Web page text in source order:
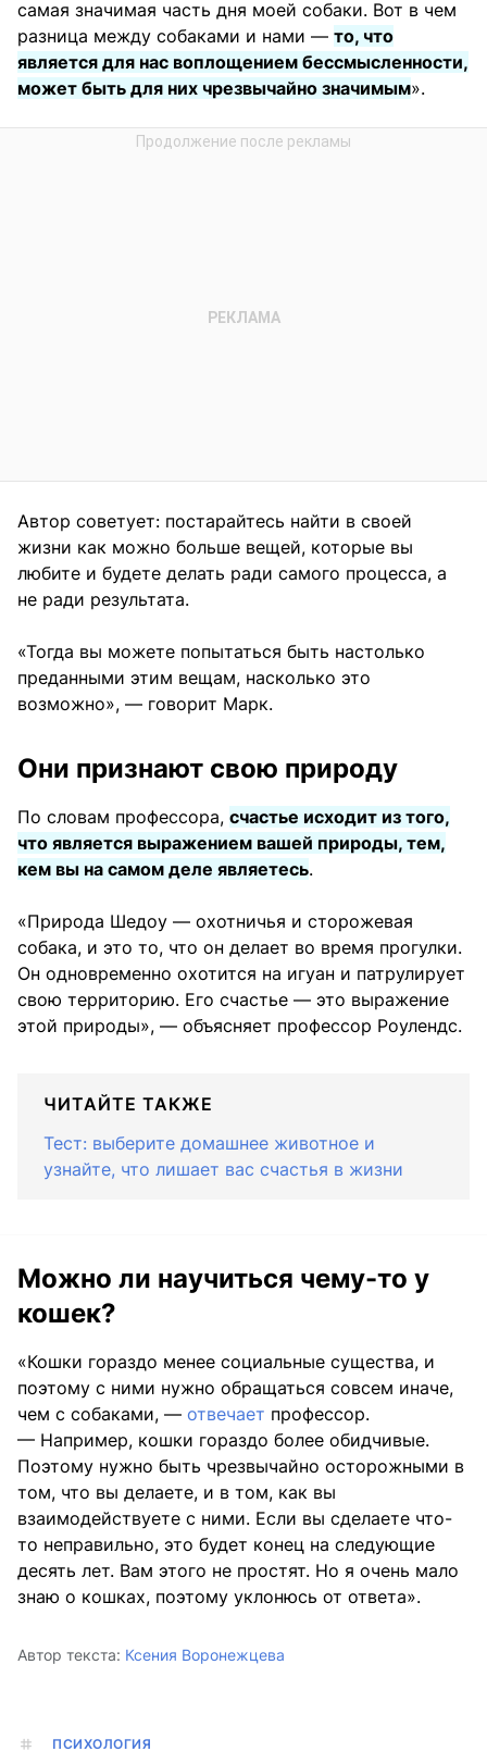
самая значимая часть дня моей собаки. Вот в чем
разница между собаками и нами — то, что
является для нас воплощением бессмысленности,
может быть для них чрезвычайно значимым».
Автор советует: постарайтесь найти в своей
жизни как можно больше вещей, которые вы
любите и будете делать ради самого процесса, а
не ради результата.
«Тогда вы можете попытаться быть настолько
преданными этим вещам, насколько это
возможно», — говорит Марк.
Они признают свою природу
По словам профессора, счастье исходит из того,
что является выражением вашей природы, тем,
кем вы на самом деле являетесь.
«Природа Шедоу — охотничья и сторожевая
собака, и это то, что он делает во время прогулки.
Он одновременно охотится на игуан и патрулирует
свою территорию. Его счастье — это выражение
этой природы», — объясняет профессор Роулендс.
ЧИТАЙТЕ ТАКЖЕ
Тест: выберите домашнее животное и
узнайте, что лишает вас счастья в жизни
Можно ли научиться чему-то у
кошек?
«Кошки гораздо менее социальные существа, и
поэтому с ними нужно обращаться совсем иначе,
чем с собаками, — отвечает профессор.
— Например, кошки гораздо более обидчивые.
Поэтому нужно быть чрезвычайно осторожными в
том, что вы делаете, и в том, как вы
взаимодействуете с ними. Если вы сделаете что-
то неправильно, это будет конец на следующие
десять лет. Вам этого не простят. Но я очень мало
знаю о кошках, поэтому уклонюсь от ответа».
Автор текста: Ксения Воронежцева
ПСИХОЛОГИЯ